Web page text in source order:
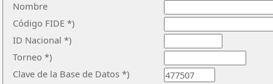
Nombre
Código FIDE *)
ID Nacional *)
Torneo *)
Clave de la Base de Datos *)